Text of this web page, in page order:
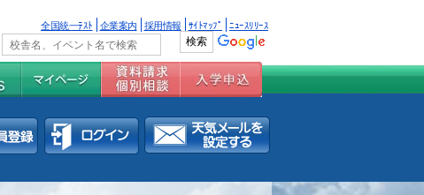
全国統一ﾃｽﾄ 企業案内 採用情報 ｻｲﾄﾏｯﾌﾟ ﾆｭｰｽﾘﾘｰｽ